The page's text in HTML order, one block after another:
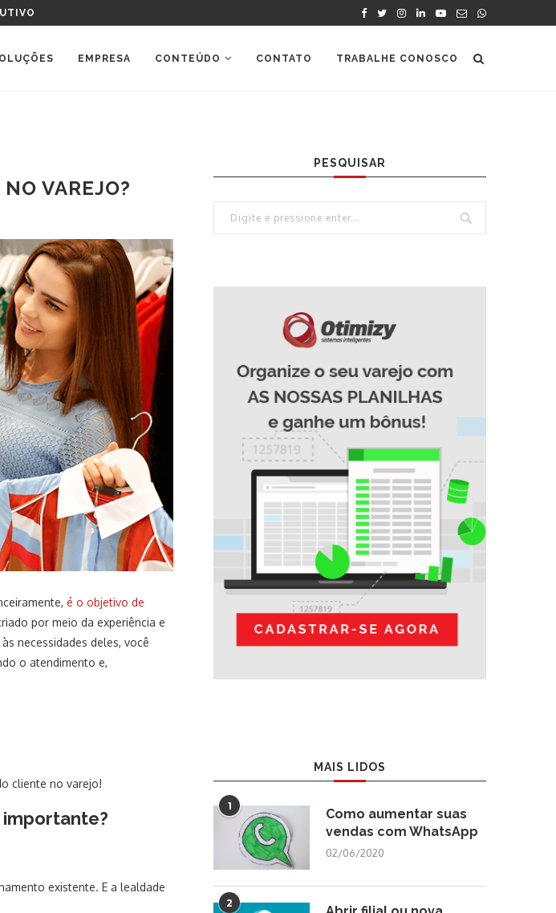
EMPRESA CONTEÚDO CONTATO TRABALHE CONOSCO
VAREJO?
é o objetivo de
por meio da experiência e
necessidades deles, você
o atendimento e,
cliente no varejo!
existente. E a lealdade
PESQUISAR
MAIS LIDOS
1
Como aumentar suas
vendas com WhatsApp
02/06/2020
2